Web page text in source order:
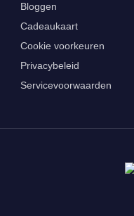
Bloggen
Cadeaukaart
Cookie voorkeuren
Privacybeleid
Servicevoorwaarden